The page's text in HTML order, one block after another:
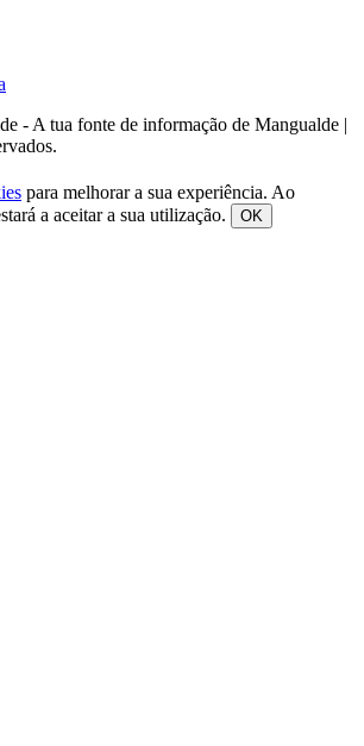
- A tua fonte de informação de Mangualde |
para melhorar a sua experiência. Ao
a aceitar a sua utilização.
OK